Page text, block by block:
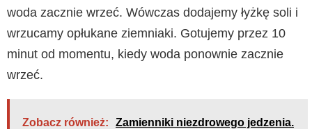
woda zacznie wrzeć. Wówczas dodajemy łyżkę soli i
wrzucamy opłukane ziemniaki. Gotujemy przez 10
minut od momentu, kiedy woda ponownie zacznie
wrzeć.
Zobacz również:
Zamienniki niezdrowego jedzenia.